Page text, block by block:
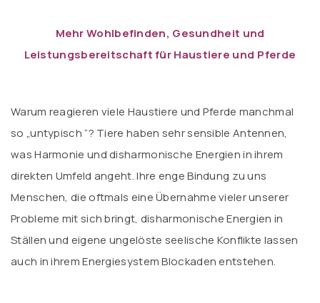
MehrWohlbefinden, Gesundheit und
Leistungsbereitschaft für Haustiere und Pferde
Warum reagieren viele Haustiere und Pferde manchmal
so „untypisch “? Tiere haben sehr sensible Antennen,
was Harmonie und disharmonische Energien in ihrem
direkten Umfeld angeht. Ihre enge Bindung zu uns
Menschen, die oftmals eine Übernahme vieler unserer
Probleme mit sich bringt, disharmonische Energien in
Ställen und eigene ungelöste seelische Konflikte lassen
auch in ihrem Energiesystem Blockaden entstehen.